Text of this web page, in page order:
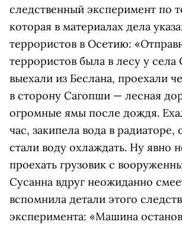
следственный эксперимент по
которая в материалах дела
террористов в Осетию:
террористов была в лесу у
выехали из Беслана, проехали
в сторону Сагопши — лесная
огромные ямы после дождя.
час, закипела вода в радиаторе,
стали воду охлаждать. Ну явно
проехать грузовик с
Сусанна вдруг неожиданно
вспомнила детали этого
эксперимента: «Машина